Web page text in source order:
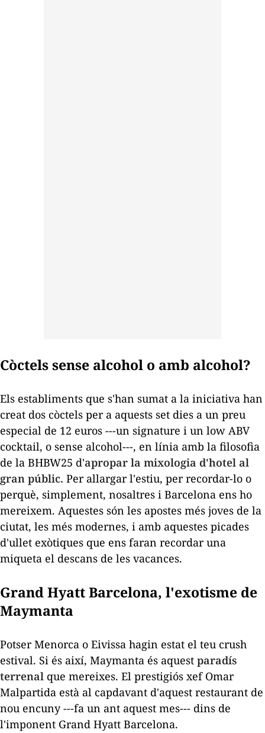
Còctels sense alcohol o amb alcohol?
Els establiments que s'han sumat a la iniciativa han
creat dos còctels per a aquests set dies a un preu
especial de 12 euros ---un signature i un low ABV
cocktail, o sense alcohol---, en línia amb la filosofia
de la BHBW25 d'apropar la mixologia d'hotel al
gran públic. Per allargar l'estiu, per recordar-lo o
perquè, simplement, nosaltres i Barcelona ens ho
mereixem. Aquestes són les apostes més joves de la
ciutat, les més modernes, i amb aquestes picades
d'ullet exòtiques que ens faran recordar una
miqueta el descans de les vacances.
Grand Hyatt Barcelona, ​​l'exotisme de
Maymanta
Potser Menorca o Eivissa hagin estat el teu crush
estival. Si és així, Maymanta és aquest paradís
terrenal que mereixes. El prestigiós xef Omar
Malpartida està al capdavant d'aquest restaurant de
nou encuny ---fa un ant aquest mes--- dins de
l'imponent Grand Hyatt Barcelona.